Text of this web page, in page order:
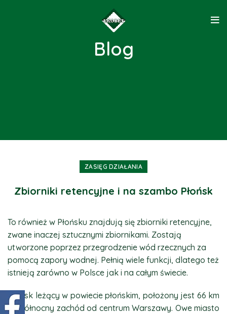
Blog
ZASIĘG DZIAŁANIA
Zbiorniki retencyjne i na szambo Płońsk
To również w Płońsku znajdują się zbiorniki retencyjne,
zwane inaczej sztucznymi zbiornikami. Zostają
utworzone poprzez przegrodzenie wód rzecznych za
pomocą zapory wodnej. Pełnią wiele funkcji, dlatego też
istnieją zarówno w Polsce jak i na całym świecie.
Płońsk leżący w powiecie płońskim, położony jest 66 km
na północny zachód od centrum Warszawy. Owe miasto